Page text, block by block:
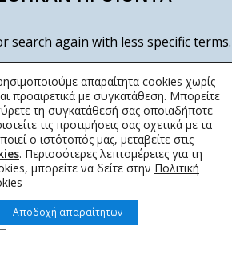
search again with less specific terms.
ΣΤΟ ΚΑΤΆΣΤΗΜΑ
| Powered by idcs
απαραίτητα cookies χωρίς
προαιρετικά με συγκατάθεση. Μπορείτε
τη συγκατάθεσή σας οποιαδήποτε
τις προτιμήσεις σας σχετικά με τα
ο ιστότοπός μας, μεταβείτε στις
. Περισσότερες λεπτομέρειες για τη
μπορείτε να δείτε στην Πολιτική
Αποδοχή απαραίτητων